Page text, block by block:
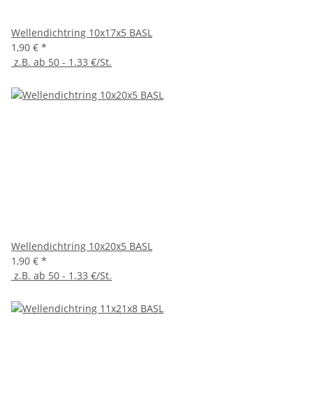
Wellendichtring 10x17x5 BASL
1,90 € *
z.B. ab 50 - 1.33 €/St.
Wellendichtring 10x20x5 BASL
1,90 € *
z.B. ab 50 - 1.33 €/St.